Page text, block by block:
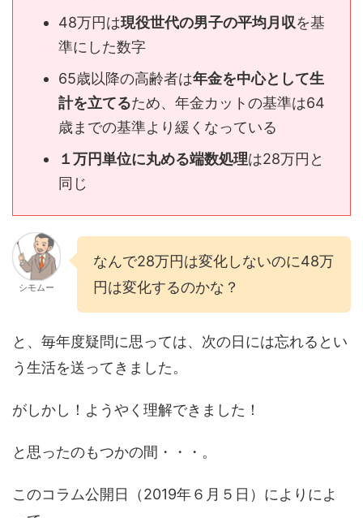
48万円は現役世代の男子の平均月収を基
準にした数字
65歳以降の高齢者は年金を中心として生
計を立てるため、年金カットの基準は64
歳までの基準より緩くなっている
１万円単位に丸める端数処理は28万円と
同じ
シモムー
なんで28万円は変化しないのに48万
円は変化するのかな？
と、毎年度疑問に思っては、次の日には忘れるとい
う生活を送ってきました。
がしかし！ようやく理解できました！
と思ったのもつかの間・・・。
このコラム公開日（2019年６月５日）によりによ